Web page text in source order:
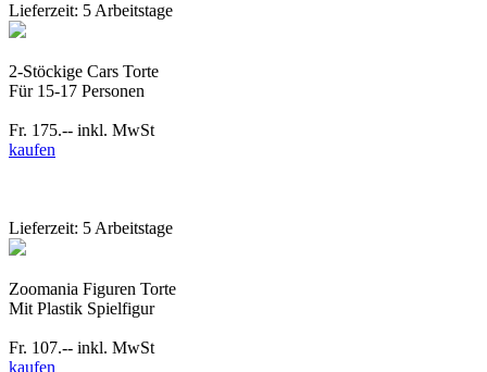
Lieferzeit: 5 Arbeitstage
2-Stöckige Cars Torte
Für 15-17 Personen
Fr. 175.-- inkl. MwSt
kaufen
Lieferzeit: 5 Arbeitstage
Zoomania Figuren Torte
Mit Plastik Spielfigur
Fr. 107.-- inkl. MwSt
kaufen